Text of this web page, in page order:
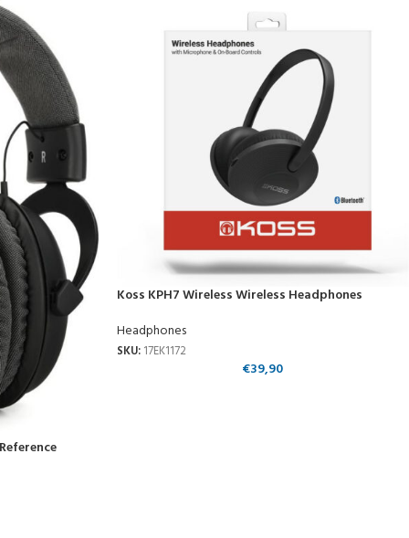
Koss KPH7 Wireless Wireless Headphones
Headphones
SKU: 17EK1172
€39,90